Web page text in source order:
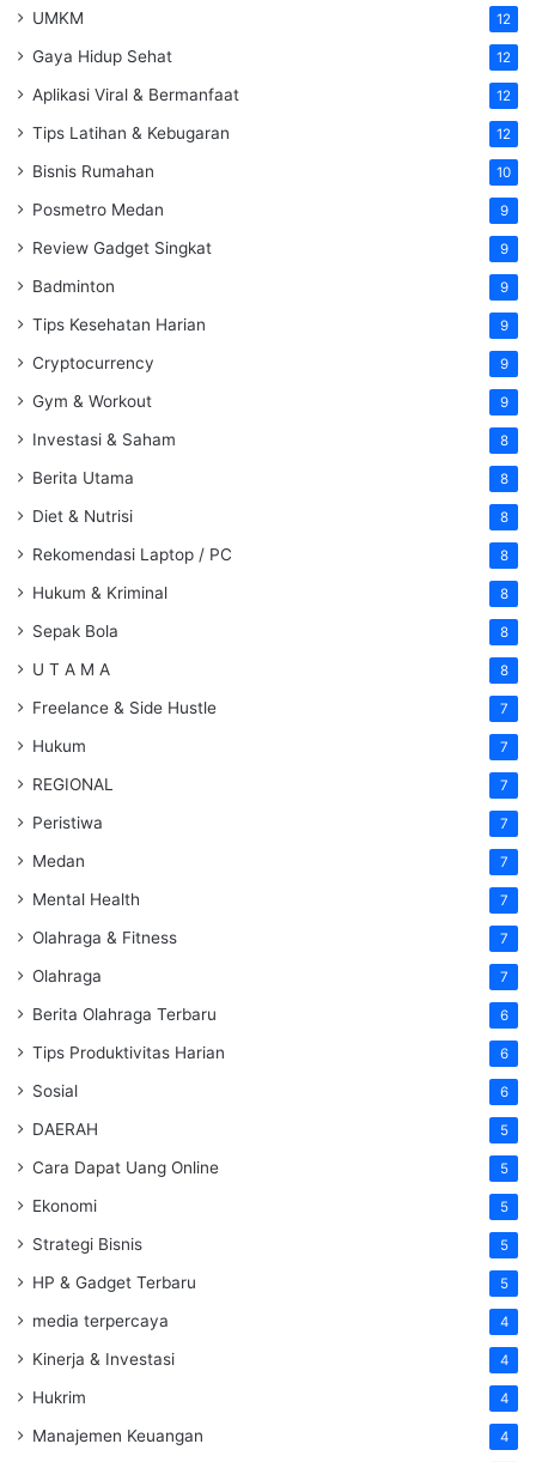
UMKM 12
Gaya Hidup Sehat 12
Aplikasi Viral & Bermanfaat 12
Tips Latihan & Kebugaran 12
Bisnis Rumahan 10
Posmetro Medan 9
Review Gadget Singkat 9
Badminton 9
Tips Kesehatan Harian 9
Cryptocurrency 9
Gym & Workout 9
Investasi & Saham 8
Berita Utama 8
Diet & Nutrisi 8
Rekomendasi Laptop / PC 8
Hukum & Kriminal 8
Sepak Bola 8
U T A M A 8
Freelance & Side Hustle 7
Hukum 7
REGIONAL 7
Peristiwa 7
Medan 7
Mental Health 7
Olahraga & Fitness 7
Olahraga 7
Berita Olahraga Terbaru 6
Tips Produktivitas Harian 6
Sosial 6
DAERAH 5
Cara Dapat Uang Online 5
Ekonomi 5
Strategi Bisnis 5
HP & Gadget Terbaru 5
media terpercaya 4
Kinerja & Investasi 4
Hukrim 4
Manajemen Keuangan 4